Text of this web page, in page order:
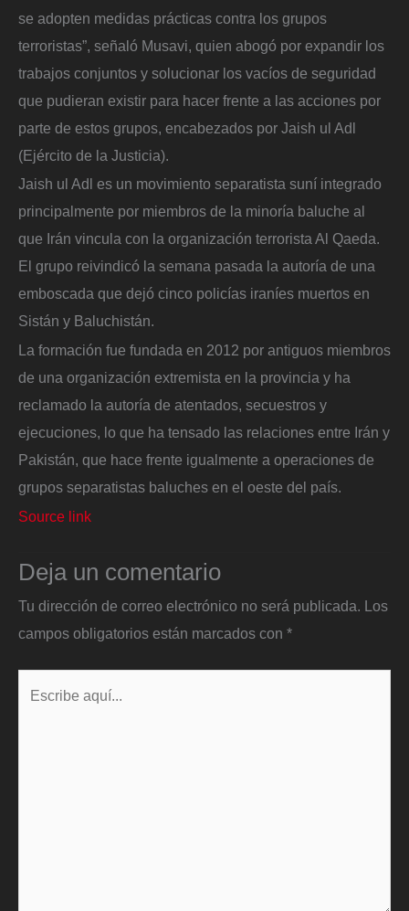
se adopten medidas prácticas contra los grupos
terroristas”, señaló Musavi, quien abogó por expandir los
trabajos conjuntos y solucionar los vacíos de seguridad
que pudieran existir para hacer frente a las acciones por
parte de estos grupos, encabezados por Jaish ul Adl
(Ejército de la Justicia).
Jaish ul Adl es un movimiento separatista suní integrado
principalmente por miembros de la minoría baluche al
que Irán vincula con la organización terrorista Al Qaeda.
El grupo reivindicó la semana pasada la autoría de una
emboscada que dejó cinco policías iraníes muertos en
Sistán y Baluchistán.
La formación fue fundada en 2012 por antiguos miembros
de una organización extremista en la provincia y ha
reclamado la autoría de atentados, secuestros y
ejecuciones, lo que ha tensado las relaciones entre Irán y
Pakistán, que hace frente igualmente a operaciones de
grupos separatistas baluches en el oeste del país.
Source link
Deja un comentario
Tu dirección de correo electrónico no será publicada. Los
campos obligatorios están marcados con *